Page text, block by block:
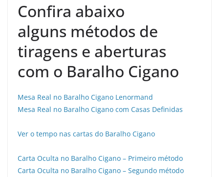
Confira abaixo
alguns métodos de
tiragens e aberturas
com o Baralho Cigano
Mesa Real no Baralho Cigano Lenormand
Mesa Real no Baralho Cigano com Casas Definidas
Ver o tempo nas cartas do Baralho Cigano
Carta Oculta no Baralho Cigano – Primeiro método
Carta Oculta no Baralho Cigano – Segundo método